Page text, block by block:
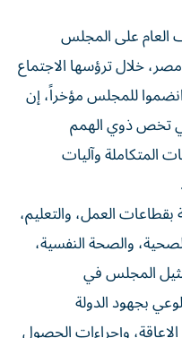
العام على المجلس
خلال ترؤسها الاجتماع
انضموا للمجلس مؤخراً، إن
تخص ذوي الهمم
المتكاملة وآليات
العمل، والتعليم،
والصحة النفسية،
المجلس في
بجهود الدولة